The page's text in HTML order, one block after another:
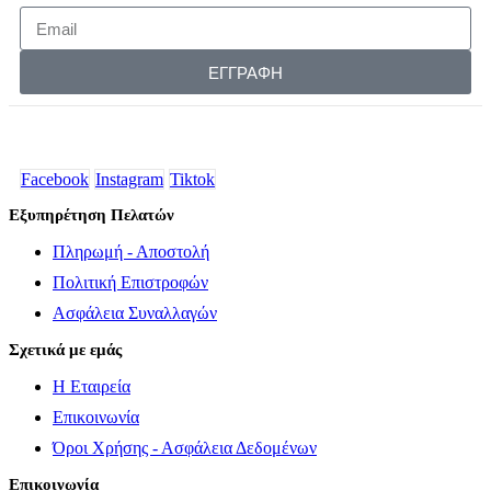
ΕΓΓΡΑΦΗ
Facebook Instagram Tiktok
Εξυπηρέτηση Πελατών
Πληρωμή - Αποστολή
Πολιτική Επιστροφών
Ασφάλεια Συναλλαγών
Σχετικά με εμάς
Η Εταιρεία
Επικοινωνία
Όροι Χρήσης - Ασφάλεια Δεδομένων
Επικοινωνία